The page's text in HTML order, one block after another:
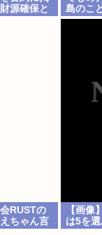
源確保と
島のこ
RUSTの
ちゃん言
【画像
は5を